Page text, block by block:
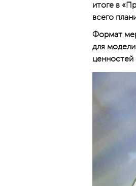
итоге в
всего
Формат
для
ценностей